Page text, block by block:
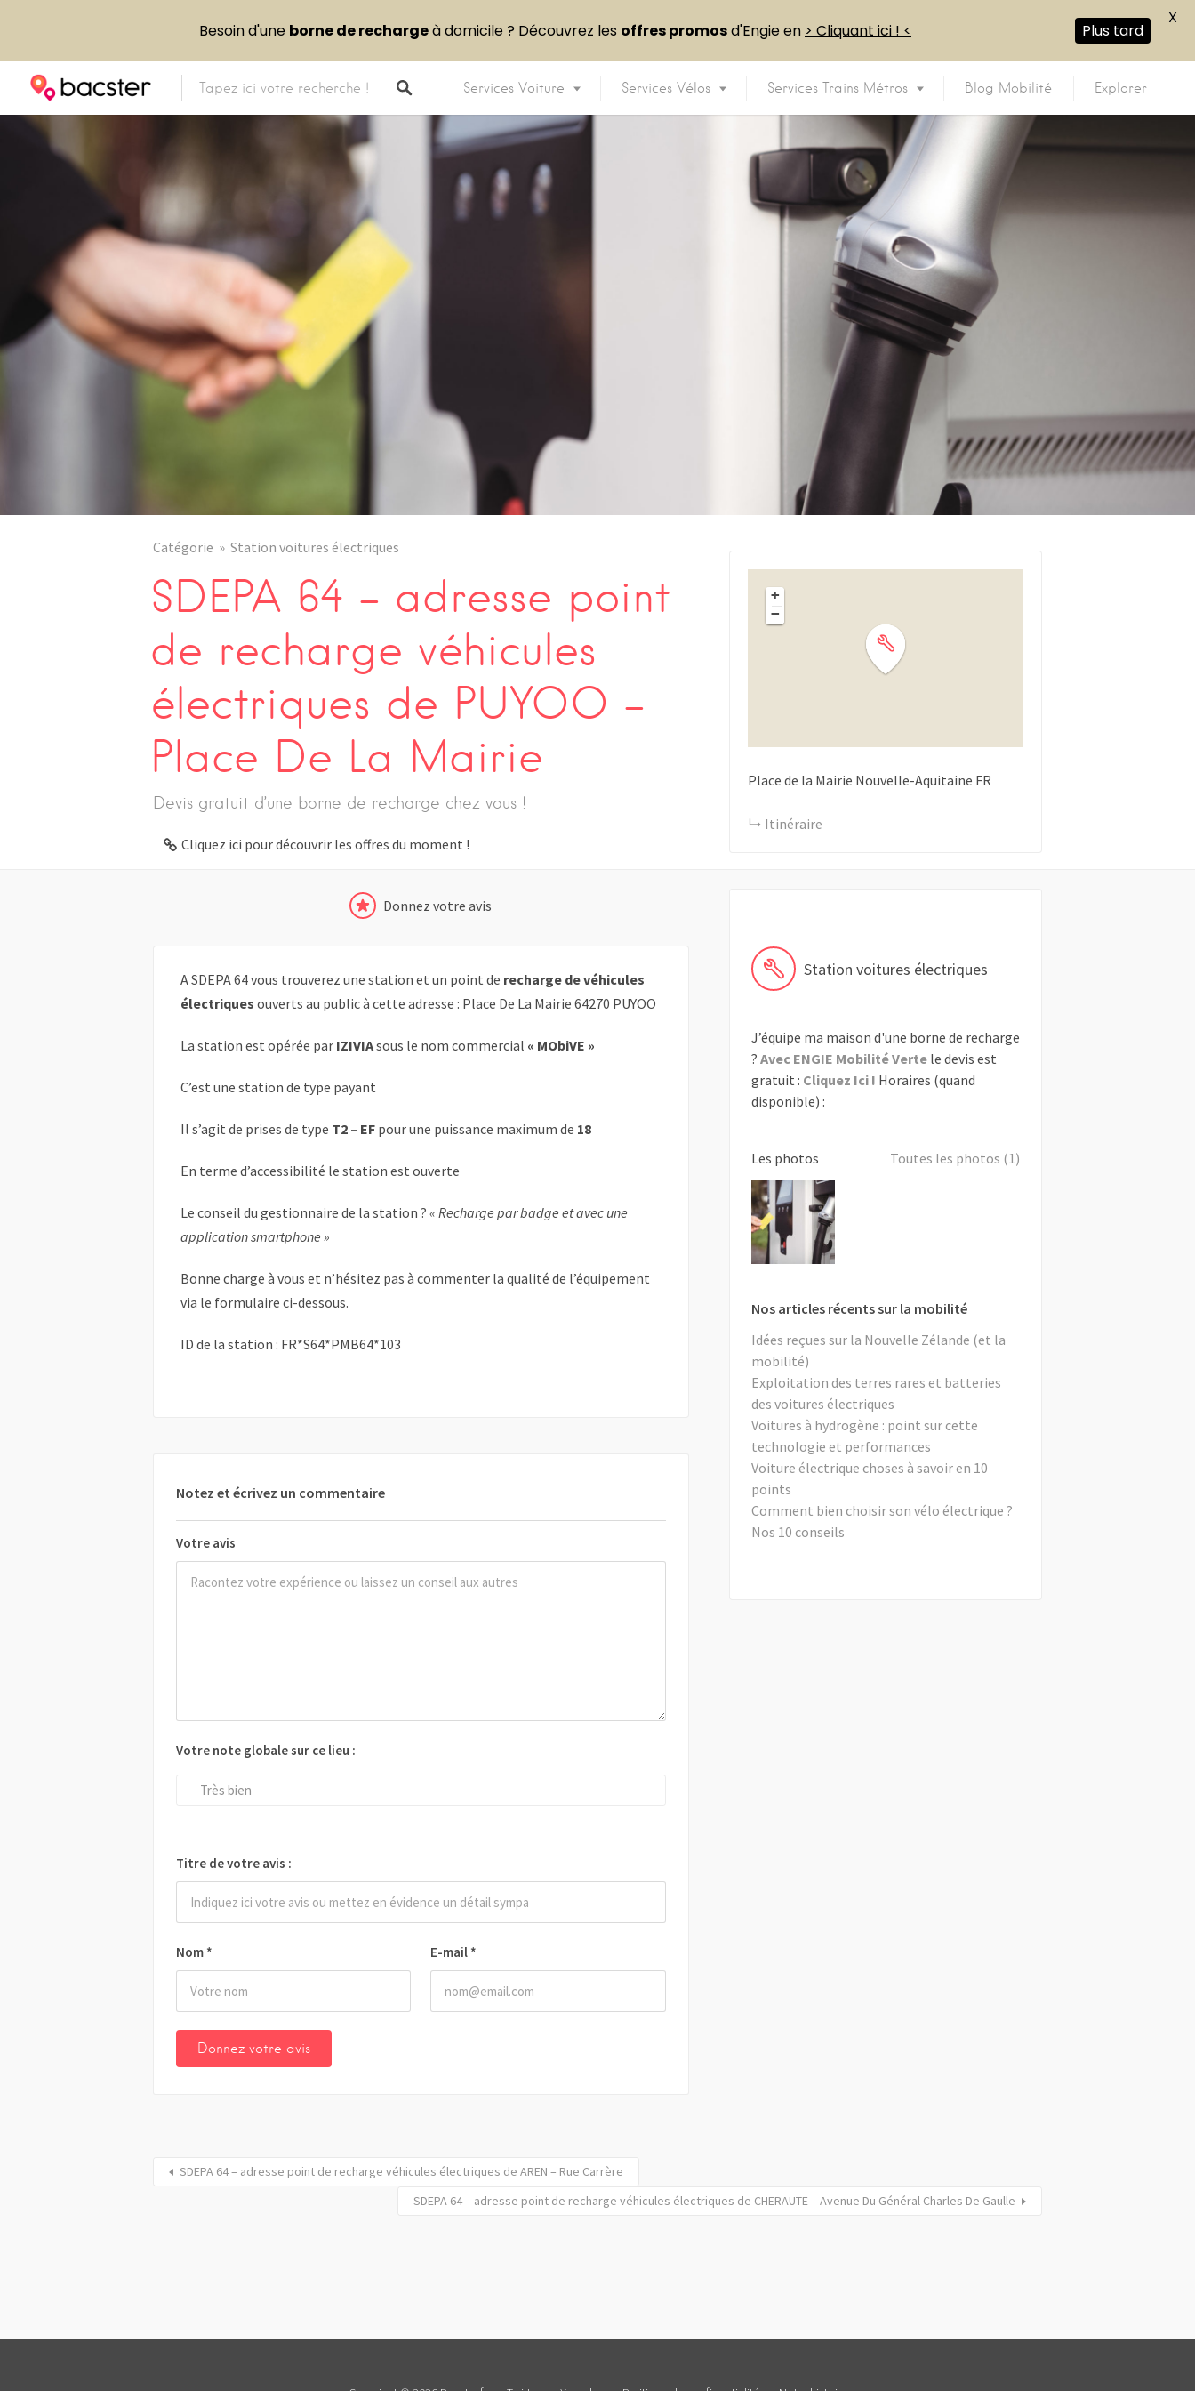
Services Voiture Services Vélos Services Trains Métros Blog Mobilité Explorer
Catégorie Station voitures électriques
SDEPA 64 – adresse point
de recharge véhicules
électriques de PUYOO –
Place De La Mairie
Devis gratuit d’une borne de recharge chez vous !
Cliquez ici pour découvrir les offres du moment !
Donnez votre avis
A SDEPA 64 vous trouverez une station et un point de recharge de véhicules
électriques ouverts au public à cette adresse : Place De La Mairie 64270 PUYOO
La station est opérée par IZIVIAsous le nom commercial « MObiVE »
C’est une station de type payant
Il s’agit de prises de type T2 – EF pour une puissance maximum de 18
En terme d’accessibilité le station est ouverte
Le conseil du gestionnaire de la station ? « Recharge par badge et avec une
application smartphone »
Bonne charge à vous et n’hésitez pas à commenter la qualité de l’équipement
via le formulaire ci-dessous.
ID de la station : FR*S64*PMB64*103
Notez et écrivez un commentaire
Votre avis
Nom * E-mail *
Votre note globale sur ce lieu :
Très bien
Titre de votre avis :
+
−
Place de la Mairie Nouvelle-Aquitaine FR
Itinéraire
Station voitures électriques
J’équipe ma maison d'une borne de recharge
? Avec ENGIE Mobilité Vertele devis est
gratuit : Cliquez Ici ! Horaires (quand
disponible) :
Les photos Toutes les photos (1)
Nos articles récents sur la mobilité
Idées reçues sur la Nouvelle Zélande (et la
mobilité)
Exploitation des terres rares et batteries
des voitures électriques
Voitures à hydrogène : point sur cette
technologie et performances
Voiture électrique choses à savoir en 10
points
Comment bien choisir son vélo électrique ?
Nos 10 conseils
SDEPA 64 – adresse point de recharge véhicules électriques de AREN – Rue Carrère
SDEPA 64 – adresse point de recharge véhicules électriques de CHERAUTE – Avenue Du Général Charles De Gaulle
Besoin d'une borne de rechargeà domicile ? Découvrez les offres promosd'Engie en > Cliquant ici ! < Plus tard
X